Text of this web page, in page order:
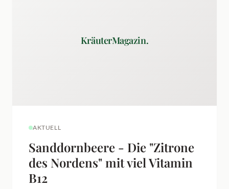
KräuterMagazin.
AKTUELL
Sanddornbeere - Die "Zitrone
des Nordens" mit viel Vitamin
B12